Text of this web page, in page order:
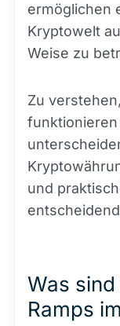
ermöglichen
Kryptowelt
Weise zu
Zu
und
Was
Ramps